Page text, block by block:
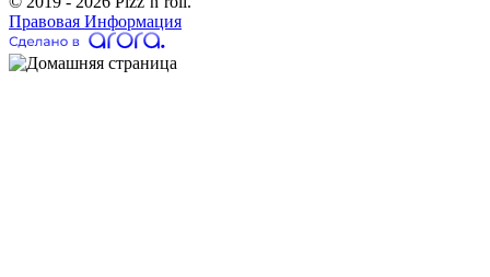
Правовая Информация